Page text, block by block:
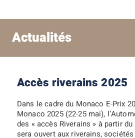
Actualités
Accès riverains 2025
Dans le cadre du Monaco E-Prix
Monaco 2025 (22-25 mai),
des « accès Riverains » à partir
sera ouvert aux riverains,